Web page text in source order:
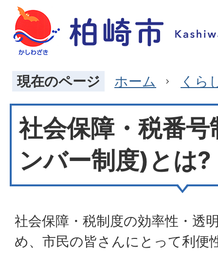
現在のページ ホーム くら
社会保障・税番
ンバー制度)とは?
社会保障・税制度の効率性・透
め、市民の皆さんにとって利便